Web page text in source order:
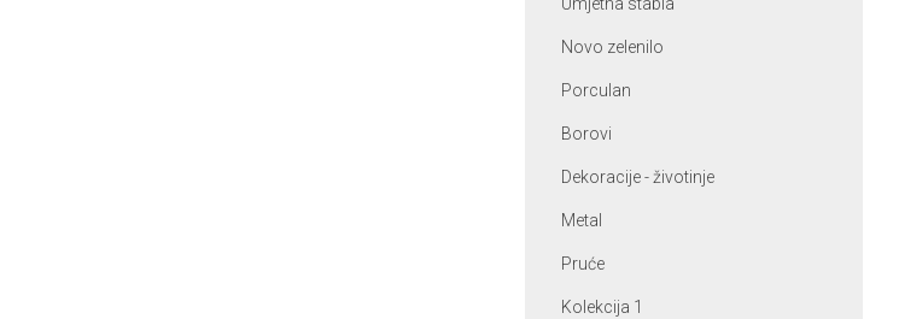
Novo zelenilo
Porculan
Borovi
Dekoracije - životinje
Metal
Pruće
Kolekcija 1